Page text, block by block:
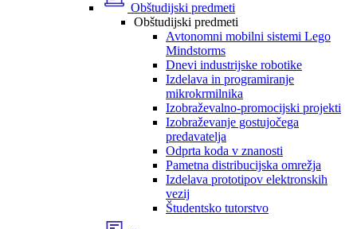
Obštudijski predmeti
Obštudijski predmeti
Avtonomni mobilni sistemi Lego
Mindstorms
Dnevi industrijske robotike
Izdelava in programiranje
mikrokrmilnika
Izobraževalno-promocijski projekti
Izobraževanje gostujočega
predavatelja
Odprta koda v znanosti
Pametna distribucijska omrežja
Izdelava prototipov elektronskih
vezij
Študentsko tutorstvo